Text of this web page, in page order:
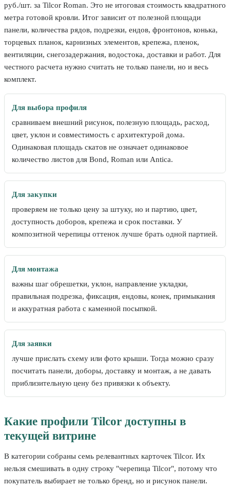
руб./шт. за Tilcor Roman. Это не итоговая стоимость квадратного
метра готовой кровли. Итог зависит от полезной площади
панели, количества рядов, подрезки, ендов, фронтонов, конька,
торцевых планок, карнизных элементов, крепежа, пленок,
вентиляции, снегозадержания, водостока, доставки и работ. Для
честного расчета нужно считать не только панели, но и весь
комплект.
Для выбора профиля
сравниваем внешний рисунок, полезную площадь, расход,
цвет, уклон и совместимость с архитектурой дома.
Одинаковая площадь скатов не означает одинаковое
количество листов для Bond, Roman или Antica.
Для закупки
проверяем не только цену за штуку, но и партию, цвет,
доступность доборов, крепежа и срок поставки. У
композитной черепицы оттенок лучше брать одной партией.
Для монтажа
важны шаг обрешетки, уклон, направление укладки,
правильная подрезка, фиксация, ендовы, конек, примыкания
и аккуратная работа с каменной посыпкой.
Для заявки
лучше прислать схему или фото крыши. Тогда можно сразу
посчитать панели, доборы, доставку и монтаж, а не давать
приблизительную цену без привязки к объекту.
Какие профили Tilcor доступны в
текущей витрине
В категории собраны семь релевантных карточек Tilcor. Их
нельзя смешивать в одну строку "черепица Tilcor", потому что
покупатель выбирает не только бренд, но и рисунок панели.